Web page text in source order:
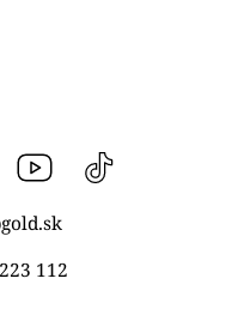
Instagram YouTube
112